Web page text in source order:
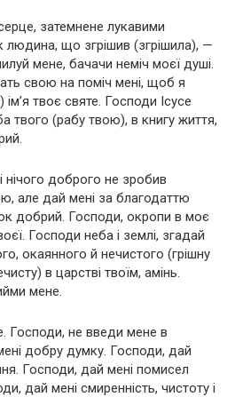
затемнене лукавими
людина, що згрішив (згрішила), —
мене, бачачи неміч моєї душі.
свою на поміч мені, щоб я
твоє святе. Господи Ісусе
твого (рабу твою), в книгу життя,
нічого доброго не зробив
але дай мені за благодаттю
добрий. Господи, окропи в моє
Господи неба і землі, згадай
окаянного й нечистого (грішну
в царстві твоїм, амінь.
мене.
Господи, не введи мене в
добру думку. Господи, дай
Господи, дай мені помисел
дай мені смиренність, чистоту і